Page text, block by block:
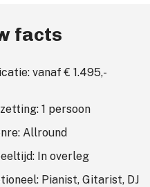
facts
vanaf € 1.495,-
1 persoon
Allround
In overleg
Pianist, Gitarist, DJ